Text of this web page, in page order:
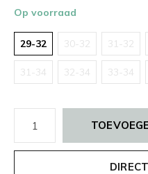
Op voorraad
29-32 30-32 31-32
31-34 32-34 33-34